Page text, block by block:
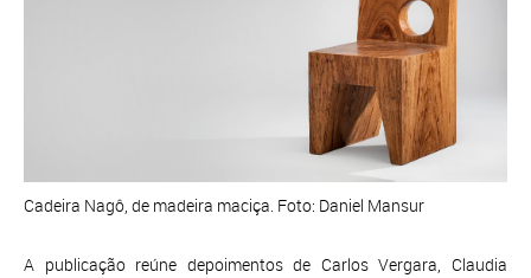
Cadeira Nagô, de madeira maciça. Foto: Daniel Mansur
A publicação reúne depoimentos de Carlos Vergara, Claudia